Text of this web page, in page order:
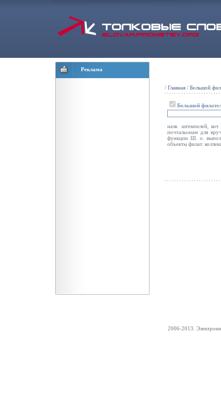
Реклама
/ Главная / Большой
Большой
назв. штемпелей,
почтальонам для
функции Ш. о.
объекты филат.
2006-2013.